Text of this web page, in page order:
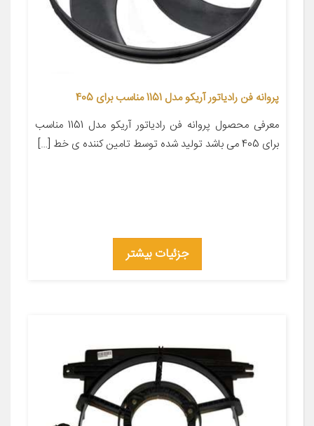
پروانه فن رادیاتور آریکو مدل 1151 مناسب برای 405
معرفی محصول پروانه فن رادیاتور آریکو مدل 1151 مناسب
برای 405 می باشد تولید شده توسط تامین کننده ی خط […]
جزئیات بیشتر